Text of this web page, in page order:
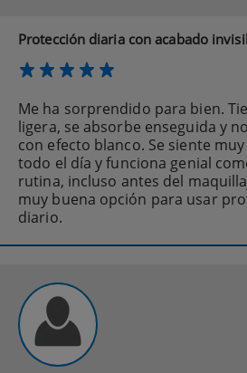
Protección diaria con acabado
Me ha sorprendido para bien.
ligera, se absorbe enseguida y
con efecto blanco. Se siente
todo el día y funciona genial
rutina, incluso antes del
muy buena opción para usar
diario.